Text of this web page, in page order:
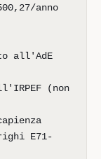
anno
all'AdE
(non
E71-